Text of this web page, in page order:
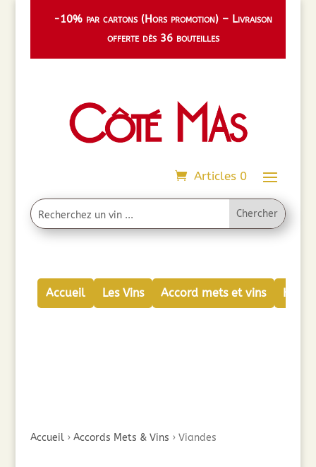
-10% par cartons (Hors promotion) – Livraison
offerte dès 36 bouteilles
Articles 0
Accueil Les Vins Accord mets et vins
Accueil› Accords Mets & Vins › Viandes